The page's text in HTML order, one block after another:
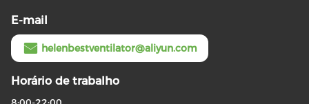
E-mail
helenbestventilator@aliyun.com
Horário de trabalho